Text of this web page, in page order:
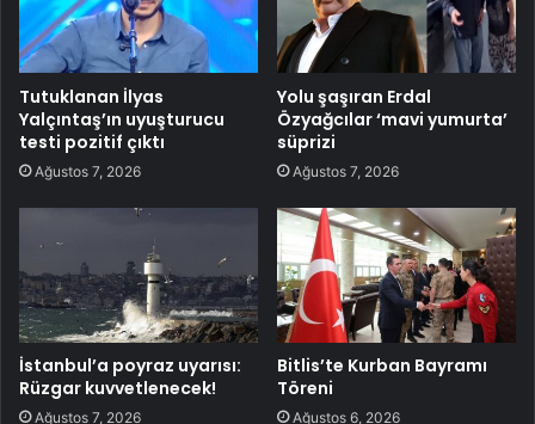
Tutuklanan İlyas
Yalçıntaş’ın uyuşturucu
testi pozitif çıktı
Ağustos 7, 2026
Yolu şaşıran Erdal
Özyağcılar ‘mavi yumurta’
süprizi
Ağustos 7, 2026
İstanbul’a poyraz uyarısı:
Rüzgar kuvvetlenecek!
Ağustos 7, 2026
Bitlis’te Kurban Bayramı
Töreni
Ağustos 6, 2026